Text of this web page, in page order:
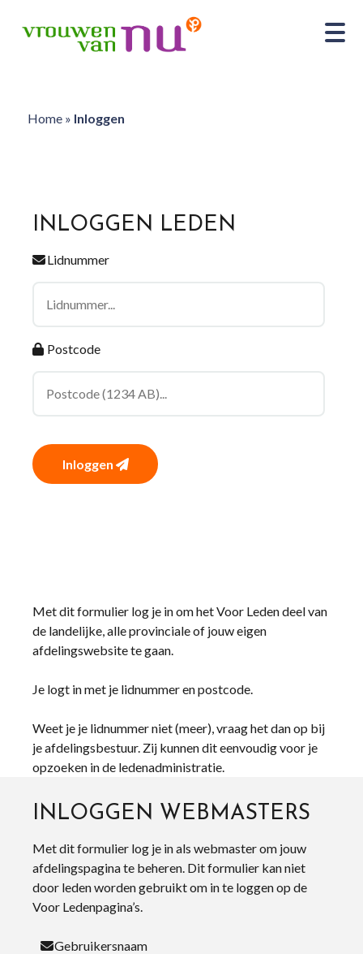
Home» Inloggen
INLOGGEN LEDEN
Lidnummer
Postcode
Inloggen
Met dit formulier log je in om het Voor Leden deel van
de landelijke, alle provinciale of jouw eigen
afdelingswebsite te gaan.
Je logt in met je lidnummer en postcode.
Weet je je lidnummer niet (meer), vraag het dan op bij
je afdelingsbestuur. Zij kunnen dit eenvoudig voor je
opzoeken in de ledenadministratie.
INLOGGEN WEBMASTERS
Met dit formulier log je in als webmaster om jouw
afdelingspagina te beheren. Dit formulier kan niet
door leden worden gebruikt om in te loggen op de
Voor Ledenpagina’s.
Gebruikersnaam